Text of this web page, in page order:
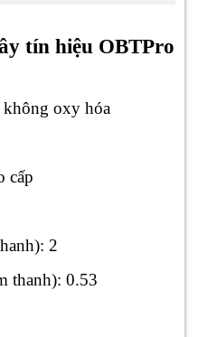
tín hiệu OBTPro
oxy hóa
cấp
2
thanh): 0.53